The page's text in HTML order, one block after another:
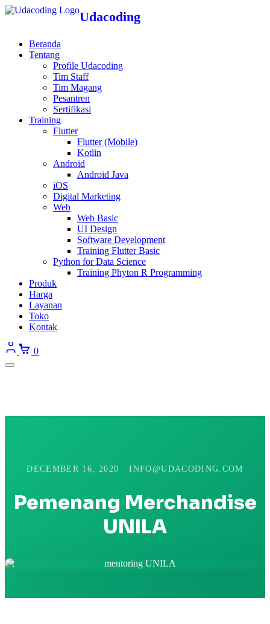
Udacoding
Beranda
Tentang
Profile Udacoding
Tim Staff
Tim Magang
Pesantren
Sertifikasi
Training
Flutter
Flutter (Mobile)
Kotlin
Android
Android Java
iOS
Digital Marketing
Web
Web Basic
UI Design
Software Development
Training Flutter Basic
Python for Data Science
Training Phyton R Programming
Produk
Harga
Layanan
Toko
Kontak
0
DECEMBER 16, 2020 · INFO@UDACODING.COM
Pemenang Merchandise
UNILA